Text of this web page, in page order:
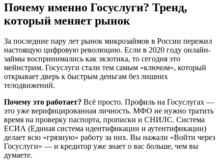
Почему именно Госуслуги? Тренд,
который меняет рынок
За последние пару лет рынок микрозаймов в России пережил
настоящую цифровую революцию. Если в 2020 году онлайн-
займы воспринимались как экзотика, то сегодня это
мейнстрим. Госуслуги стали тем самым «ключом», который
открывает дверь к быстрым деньгам без лишних
телодвижений.
Почему это работает? Всё просто. Профиль на Госуслугах —
это уже верифицированная личность. МФО не нужно тратить
время на проверку паспорта, прописки и СНИЛС. Система
ЕСИА (Единая система идентификации и аутентификации)
делает всю «грязную» работу за них. Вы нажали «Войти через
Госуслуги» — и кредитор уже знает о вас больше, чем вы
думаете.